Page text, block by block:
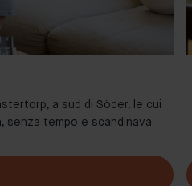
a sud di Söder, le cui
senza tempo e scandinava